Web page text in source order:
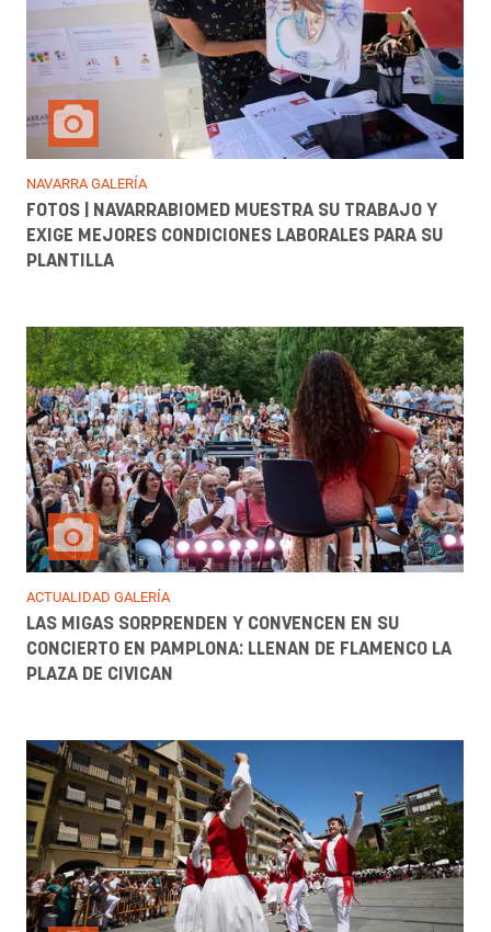
NAVARRA GALERÍA
FOTOS | NAVARRABIOMED MUESTRA SU TRABAJO Y
EXIGE MEJORES CONDICIONES LABORALES PARA SU
PLANTILLA
ACTUALIDAD GALERÍA
LAS MIGAS SORPRENDEN Y CONVENCEN EN SU
CONCIERTO EN PAMPLONA: LLENAN DE FLAMENCO LA
PLAZA DE CIVICAN